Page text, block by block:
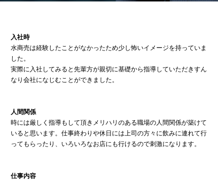
入社時
水商売は経験したことがなかったため少し怖いイメージを持っていま
した。
実際に入社してみると先輩方が親切に基礎から指導していただきすん
なり会社になじむことができました。
人間関係
時には厳しく指導もして頂きメリハリのある職場の人間関係が築けて
いると思います。仕事終わりや休日には上司の方々に飲みに連れて行
ってもらったり、いろいろなお店にも行けるので刺激になります。
仕事内容